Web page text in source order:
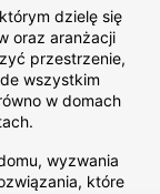
dzielę się
oraz aranżacji
przestrzenie,
wszystkim
w domach
wyzwania
które